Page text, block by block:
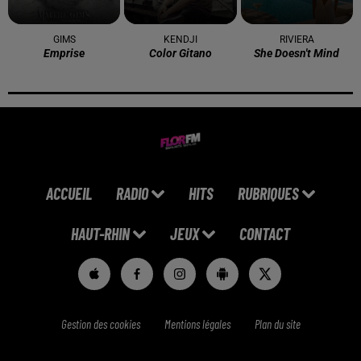
GIMS
Emprise
KENDJI
Color Gitano
RIVIERA
She Doesn't Mind
ACCUEIL RADIO HITS RUBRIQUES
HAUT-RHIN JEUX CONTACT
Gestion des cookies Mentions légales Plan du site